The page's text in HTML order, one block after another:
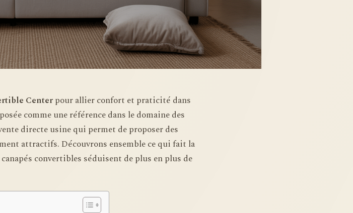
Centerpour allier confort et praticité dans
comme une référence dans le domaine des
directe usine qui permet de proposer des
attractifs. Découvrons ensemble ce qui fait la
convertibles séduisent de plus en plus de